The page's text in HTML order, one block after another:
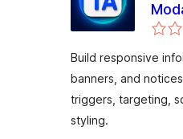
Build responsive
banners, and
triggers, targeting,
styling.